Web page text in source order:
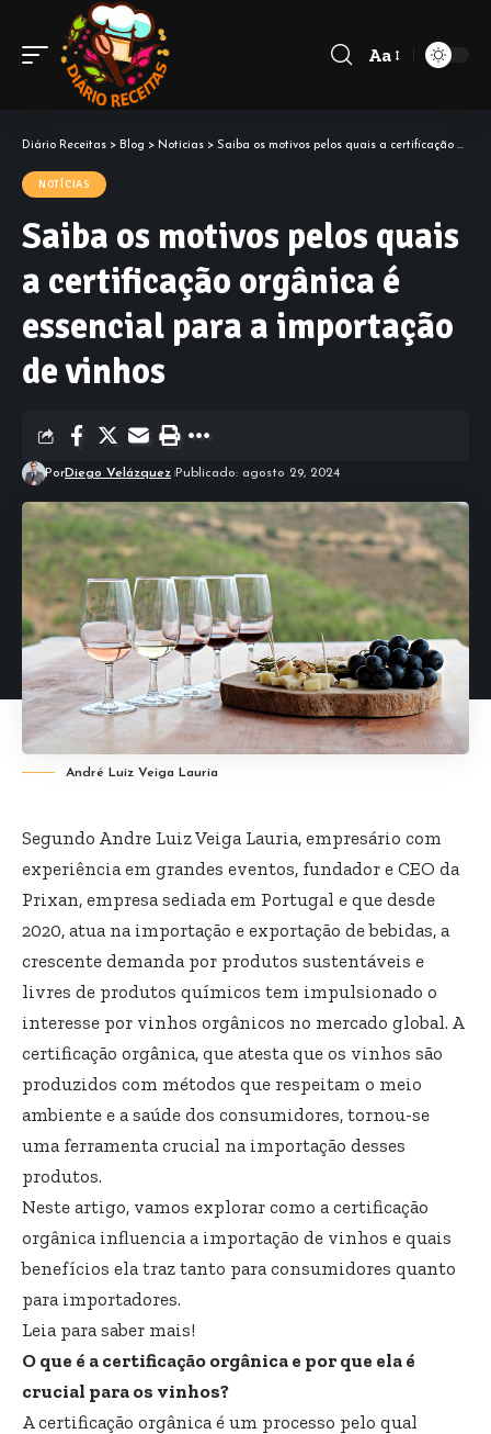
Aa
Diário Receitas > Blog > Notícias > Saiba os motivos pelos quais a certificação orgânica é essencial para a importação de vinhos
NOTÍCIAS
Saiba os motivos pelos quais
a certificação orgânica é
essencial para a importação
de vinhos
PorDiego Velázquez Publicado: agosto 29, 2024
André Luiz Veiga Lauria
Segundo Andre Luiz Veiga Lauria, empresário com
experiência em grandes eventos, fundador e CEO da
Prixan, empresa sediada em Portugal e que desde
2020, atua na importação e exportação de bebidas, a
crescente demanda por produtos sustentáveis e
livres de produtos químicos tem impulsionado o
interesse por vinhos orgânicos no mercado global. A
certificação orgânica, que atesta que os vinhos são
produzidos com métodos que respeitam o meio
ambiente e a saúde dos consumidores, tornou-se
uma ferramenta crucial na importação desses
produtos.
Neste artigo, vamos explorar como a certificação
orgânica influencia a importação de vinhos e quais
benefícios ela traz tanto para consumidores quanto
para importadores.
Leia para saber mais!
O que é a certificação orgânica e por que ela é
crucial para os vinhos?
A certificação orgânica é um processo pelo qual